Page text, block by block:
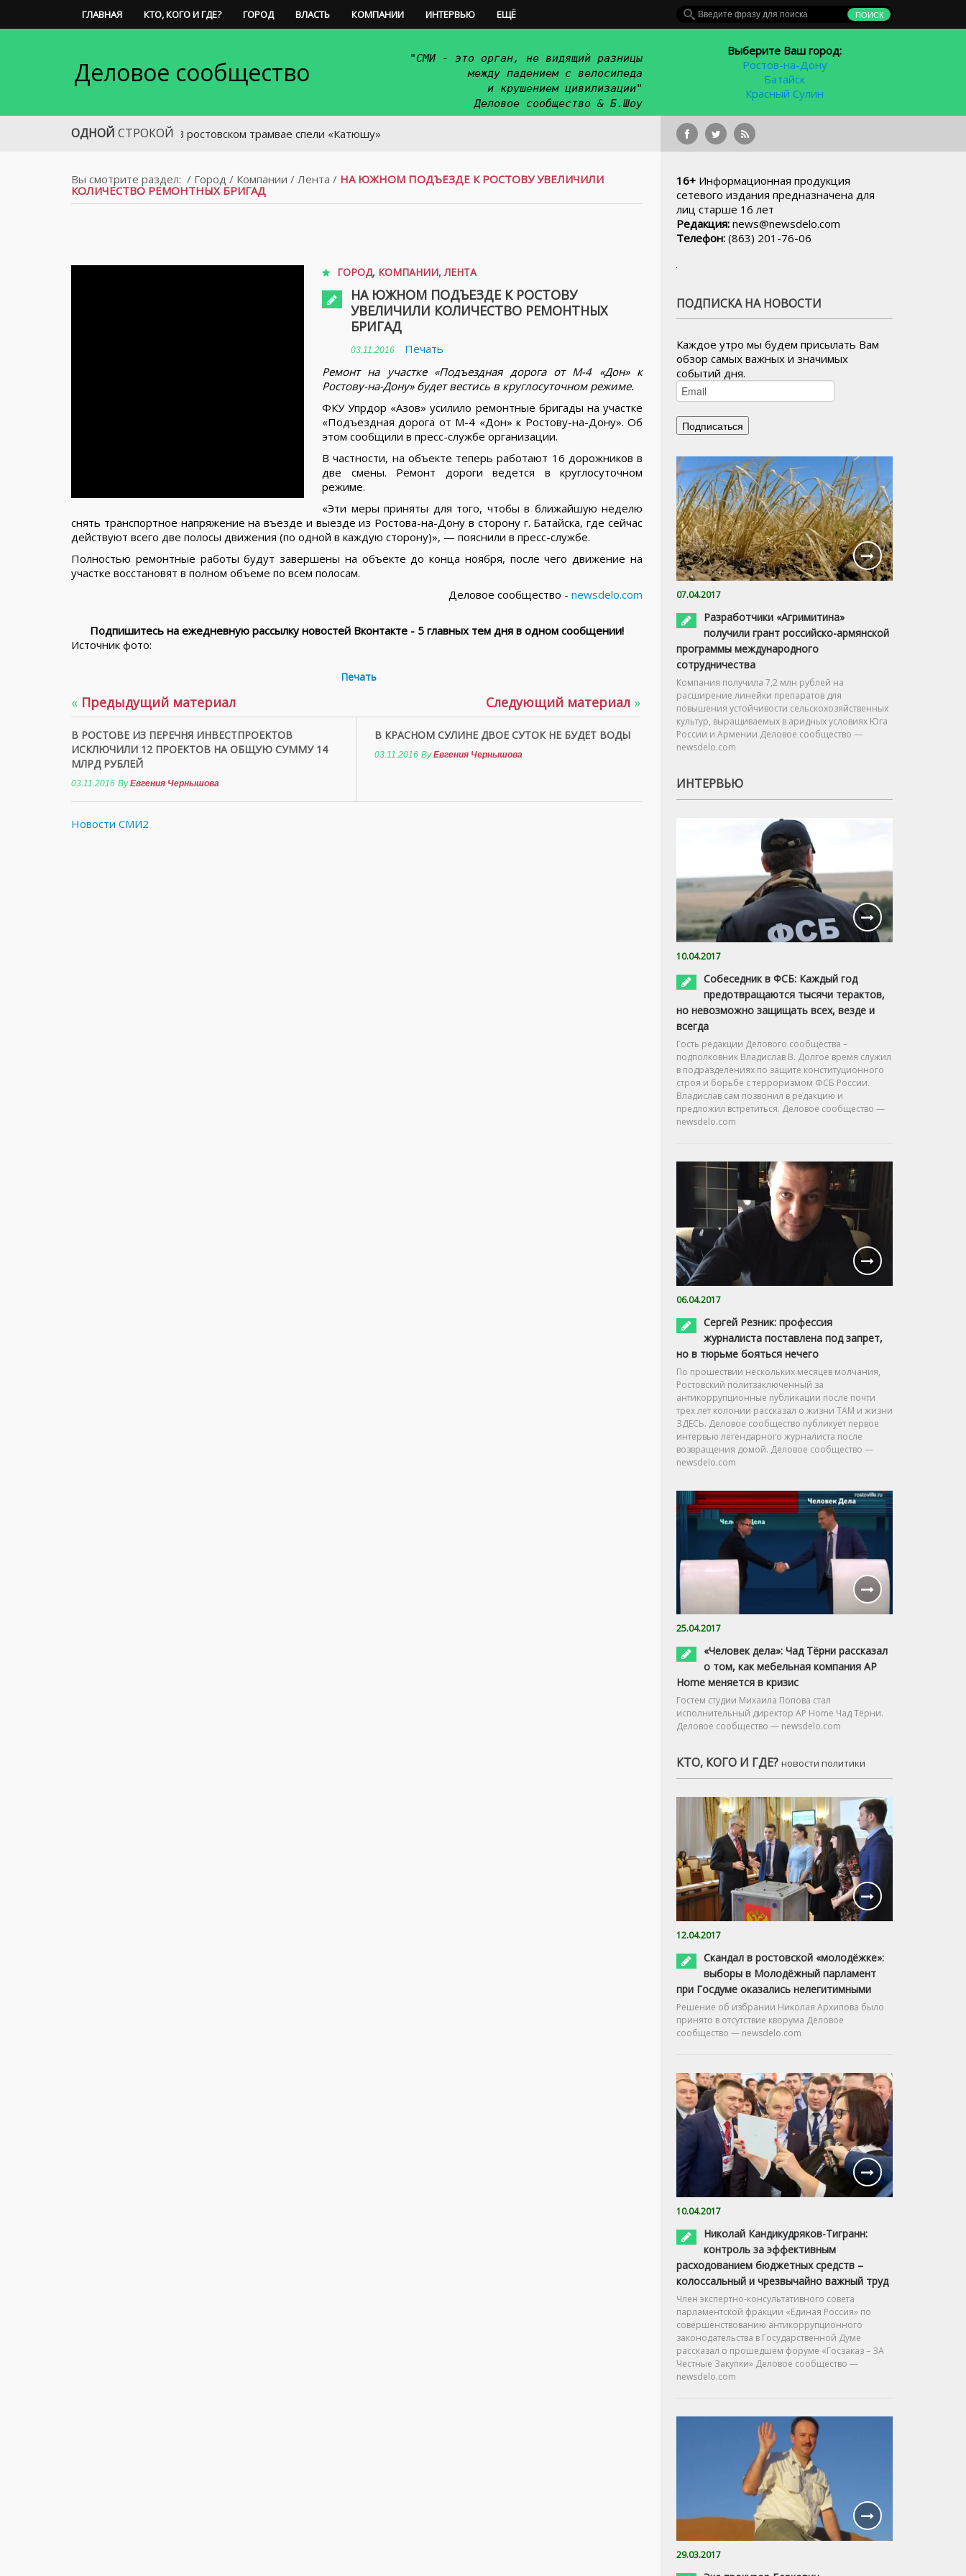
ГЛАВНАЯ КТО, КОГО И ГДЕ? ГОРОД ВЛАСТЬ КОМПАНИИ ИНТЕРВЬЮ ЕЩЁ
Деловое сообщество
"СМИ - это орган, не видящий разницы
между падением с велосипеда
и крушением цивилизации"
Деловое сообщество & Б.Шоу
Выберите Ваш город:
Ростов-на-Дону
Батайск
Красный Сулин
ОДНОЙ СТРОКОЙ
В ростовском трамвае спели «Катюшу» 9 мая проезд в ростовских троллейбусах будет
Вы смотрите раздел: / Город / Компании / Лента / НА ЮЖНОМ ПОДЪЕЗДЕ К РОСТОВУ УВЕЛИЧИЛИ
КОЛИЧЕСТВО РЕМОНТНЫХ БРИГАД
ГОРОД, КОМПАНИИ,ЛЕНТА
НА ЮЖНОМ ПОДЪЕЗДЕ К РОСТОВУ
УВЕЛИЧИЛИ КОЛИЧЕСТВО РЕМОНТНЫХ
БРИГАД
03.11.2016
Печать
Ремонт на участке «Подъездная дорога от М-4 «Дон» к
Ростову-на-Дону» будет вестись в круглосуточном режиме.
ФКУ Упрдор «Азов» усилило ремонтные бригады на участке
«Подъездная дорога от М-4 «Дон» к Ростову-на-Дону». Об
этом сообщили в пресс-службе организации.
В частности, на объекте теперь работают 16 дорожников в
две смены. Ремонт дороги ведется в круглосуточном
режиме.
«Эти меры приняты для того, чтобы в ближайшую неделю
снять транспортное напряжение на въезде и выезде из Ростова-на-Дону в сторону г. Батайска, где сейчас
действуют всего две полосы движения (по одной в каждую сторону)», — пояснили в пресс-службе.
Полностью ремонтные работы будут завершены на объекте до конца ноября, после чего движение на
участке восстановят в полном объеме по всем полосам.
Деловое сообщество - newsdelo.com
Подпишитесь на ежедневную рассылку новостей Вконтакте - 5 главных тем дня в одном сообщении!
Источник фото:
Печать
« Предыдущий материал
В РОСТОВЕ ИЗ ПЕРЕЧНЯ ИНВЕСТПРОЕКТОВ
ИСКЛЮЧИЛИ 12 ПРОЕКТОВ НА ОБЩУЮ СУММУ 14
МЛРД РУБЛЕЙ
03.11.2016 ByЕвгения Чернышова
Следующий материал »
В КРАСНОМ СУЛИНЕ ДВОЕ СУТОК НЕ БУДЕТ ВОДЫ
03.11.2016 ByЕвгения Чернышова
Новости СМИ2
16+ Информационная продукция
сетевого издания предназначена для
лиц старше 16 лет
Редакция: news@newsdelo.com
Телефон: (863) 201-76-06
ПОДПИСКА НА НОВОСТИ
Каждое утро мы будем присылать Вам
обзор самых важных и значимых
событий дня.
07.04.2017
Разработчики «Агримитина»
получили грант российско-армянской
программы международного
сотрудничества
Компания получила 7,2 млн рублей на
расширение линейки препаратов для
повышения устойчивости сельскохозяйственных
культур, выращиваемых в аридных условиях Юга
России и Армении Деловое сообщество —
newsdelo.com
ИНТЕРВЬЮ
10.04.2017
Собеседник в ФСБ: Каждый год
предотвращаются тысячи терактов,
но невозможно защищать всех, везде и
всегда
Гость редакции Делового сообщества –
подполковник Владислав В. Долгое время служил
в подразделениях по защите конституционного
строя и борьбе с терроризмом ФСБ России.
Владислав сам позвонил в редакцию и
предложил встретиться. Деловое сообщество —
newsdelo.com
06.04.2017
Сергей Резник: профессия
журналиста поставлена под запрет,
но в тюрьме бояться нечего
По прошествии нескольких месяцев молчания,
Ростовский политзаключенный за
антикоррупционные публикации после почти
трех лет колонии рассказал о жизни ТАМ и жизни
ЗДЕСЬ. Деловое сообщество публикует первое
интервью легендарного журналиста после
возвращения домой. Деловое сообщество —
newsdelo.com
25.04.2017
«Человек дела»: Чад Тёрни рассказал
о том, как мебельная компания AP
Home меняется в кризис
Гостем студии Михаила Попова стал
исполнительный директор AP Home Чад Тёрни.
Деловое сообщество — newsdelo.com
КТО, КОГО И ГДЕ? новости политики
12.04.2017
Скандал в ростовской «молодёжке»:
выборы в Молодёжный парламент
при Госдуме оказались нелегитимными
Решение об избрании Николая Архипова было
принято в отсутствие кворума Деловое
сообщество — newsdelo.com
10.04.2017
Николай Кандикудряков-Тигранн:
контроль за эффективным
расходованием бюджетных средств –
колоссальный и чрезвычайно важный труд
Член экспертно-консультативного совета
парламентской фракции «Единая Россия» по
совершенствованию антикоррупционного
законодательства в Государственной Думе
рассказал о прошедшем форуме «Госзаказ – ЗА
Честные Закупки» Деловое сообщество —
newsdelo.com
29.03.2017